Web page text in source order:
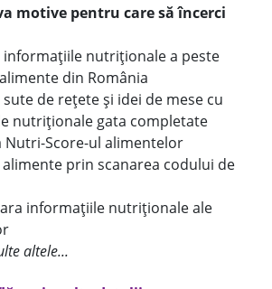
motive pentru care să încerci
informațiile nutriționale a peste
din România
sute de rețete și idei de mese cu
nutriționale gata completate
Nutri-Score-ul alimentelor
prin scanarea codului de
informațiile nutriționale ale
altele...